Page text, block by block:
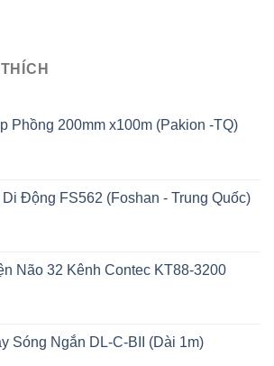
Phồng 200mm x100m (Pakion -TQ)
Di Động FS562 (Foshan - Trung Quốc)
Não 32 Kênh Contec KT88-3200
Sóng Ngắn DL-C-BII (Dài 1m)